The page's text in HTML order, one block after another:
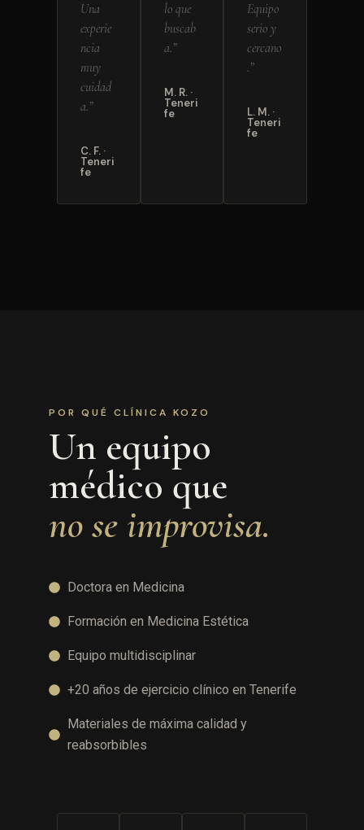
Una
experie
ncia
muy
cuidad
a.”
C. F. ·
Teneri
fe
lo que
buscab
a.”
M. R. ·
Teneri
fe
Equipo
serio y
cercano
.”
L. M. ·
Teneri
fe
POR QUÉ CLÍNICA KOZO
Un equipo
médico que
no se improvisa.
Doctora en Medicina
Formación en Medicina Estética
Equipo multidisciplinar
+20 años de ejercicio clínico en Tenerife
Materiales de máxima calidad y
reabsorbibles